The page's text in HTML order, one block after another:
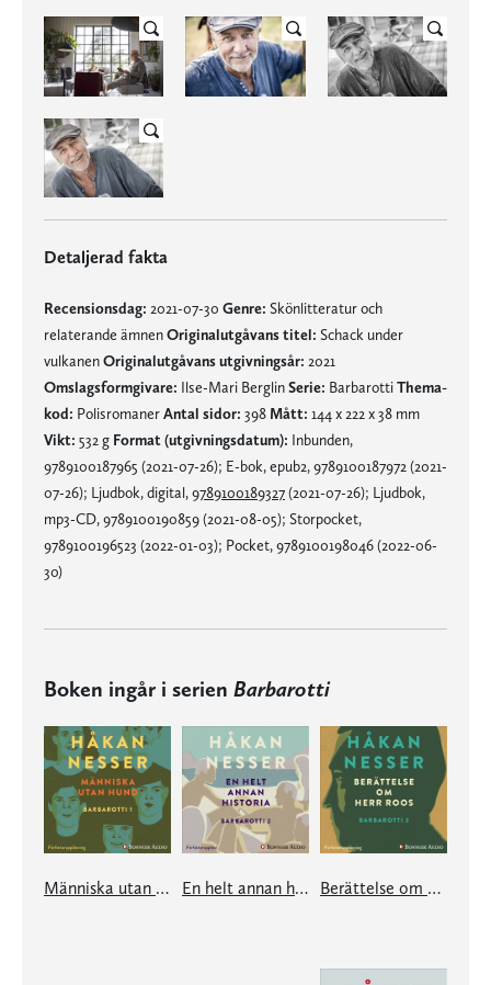
Detaljerad fakta
Recensionsdag: 2021-07-30 Genre: Skönlitteratur och
relaterande ämnenOriginalutgåvans titel: Schack under
vulkanenOriginalutgåvans utgivningsår: 2021
Omslagsformgivare: Ilse-Mari BerglinSerie: BarbarottiThema-
kod: PolisromanerAntal sidor: 398 Mått: 144 x 222 x 38 mm
Vikt: 532 g Format (utgivningsdatum): Inbunden,
9789100187965 (2021-07-26); E-bok, epub2, 9789100187972 (2021-
07-26); Ljudbok, digital,9789100189327(2021-07-26); Ljudbok,
mp3-CD, 9789100190859 (2021-08-05); Storpocket,
9789100196523 (2022-01-03); Pocket, 9789100198046 (2022-06-
30)
Boken ingår i serien Barbarotti
Människa utan hund En helt annan historia Berättelse om herr Roos